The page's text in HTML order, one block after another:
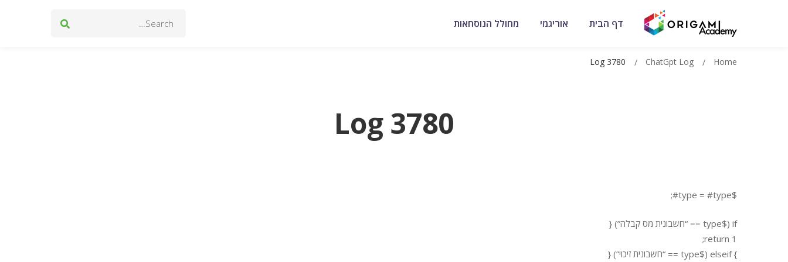
דף הבית אוריגמי מחולל הנוסחאות
Log 3780
Home
ChatGpt Log
Log 3780
$type = #type#;
if ($type == “חשבונית מס קבלה”) {
return 1;
} elseif ($type == “חשבונית זיכוי”) {